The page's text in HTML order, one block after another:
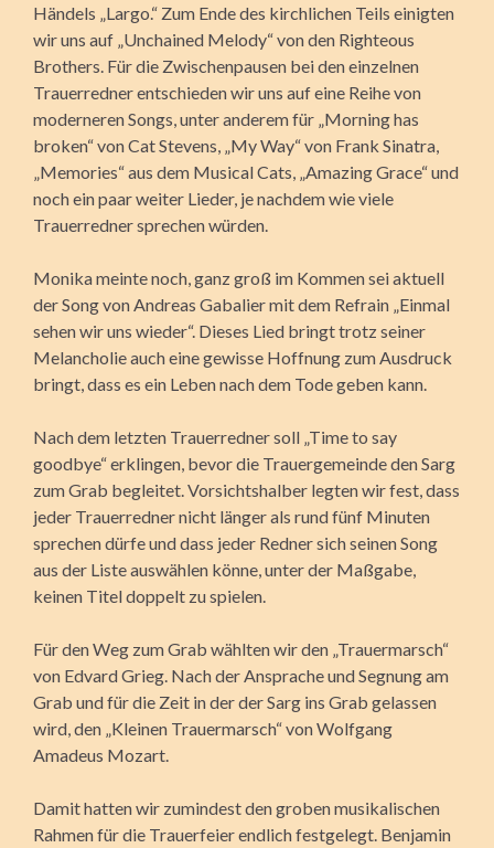
Händels „Largo.“ Zum Ende des kirchlichen Teils einigten
wir uns auf „Unchained Melody“ von den Righteous
Brothers. Für die Zwischenpausen bei den einzelnen
Trauerredner entschieden wir uns auf eine Reihe von
moderneren Songs, unter anderem für „Morning has
broken“ von Cat Stevens, „My Way“ von Frank Sinatra,
„Memories“ aus dem Musical Cats, „Amazing Grace“ und
noch ein paar weiter Lieder, je nachdem wie viele
Trauerredner sprechen würden.
Monika meinte noch, ganz groß im Kommen sei aktuell
der Song von Andreas Gabalier mit dem Refrain „Einmal
sehen wir uns wieder“. Dieses Lied bringt trotz seiner
Melancholie auch eine gewisse Hoffnung zum Ausdruck
bringt, dass es ein Leben nach dem Tode geben kann.
Nach dem letzten Trauerredner soll „Time to say
goodbye“ erklingen, bevor die Trauerge­meinde den Sarg
zum Grab begleitet. Vorsichtshalber legten wir fest, dass
jeder Trauerredner nicht länger als rund fünf Minuten
sprechen dürfe und dass jeder Redner sich seinen Song
aus der Liste auswählen könne, unter der Maßgabe,
keinen Titel doppelt zu spielen.
Für den Weg zum Grab wählten wir den „Trauer­marsch“
von Edvard Grieg. Nach der Ansprache und Segnung am
Grab und für die Zeit in der der Sarg ins Grab gelassen
wird, den „Klei­nen Trauer­marsch“ von Wolfgang
Amadeus Mozart.
Damit hatten wir zumindest den groben musikalischen
Rahmen für die Trauerfeier endlich festgelegt. Benjamin